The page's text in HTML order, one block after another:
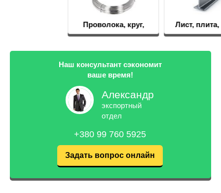
Проволока, круг,
пруток
Лист, плита, лента,
фольга
Наш консультант сэкономит
ваше время!
Александр
экспортный
отдел
+380 99 760 5925
Задать вопрос онлайн